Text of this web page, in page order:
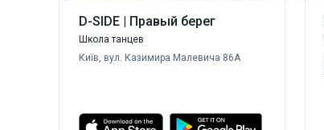
D-SIDE | Правый берег
Школа танцев
Київ, вул. Казимира Малевича 86A